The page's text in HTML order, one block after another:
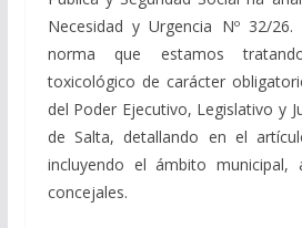
Necesidad y Urgencia Nº 32/
norma que estamos
toxicológico de carácter
del Poder Ejecutivo, Legislativo y
de Salta, detallando en el
incluyendo el ámbito
concejales.